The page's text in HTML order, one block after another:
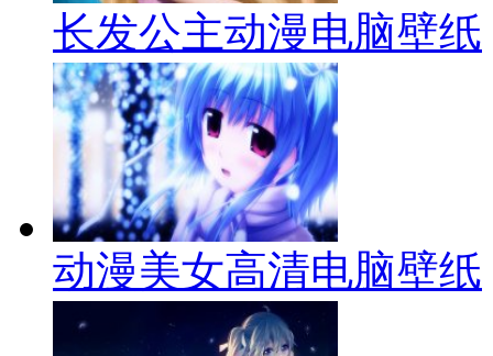
长发公主动漫电脑壁纸
动漫美女高清电脑壁纸